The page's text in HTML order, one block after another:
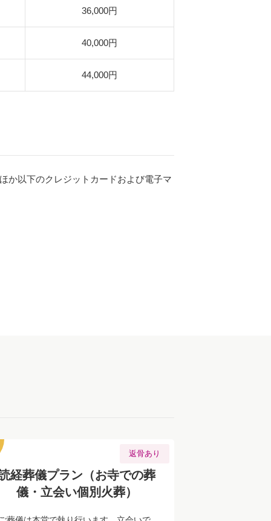
36,000円
40,000円
44,000円
か以下のク レジットカードおよび電子マ
返骨あり
経葬儀プラン（お寺での葬
儀・立会い個別火葬）